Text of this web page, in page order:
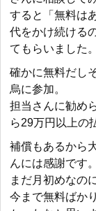
すると「無料は
代をかけ続ける
てもらいました。
確かに無料だし
烏に参加。
担当さんに勧め
ら29万円以上の
補償もあるから
んには感謝です。
まだ月初めなの
今まで無料ばか